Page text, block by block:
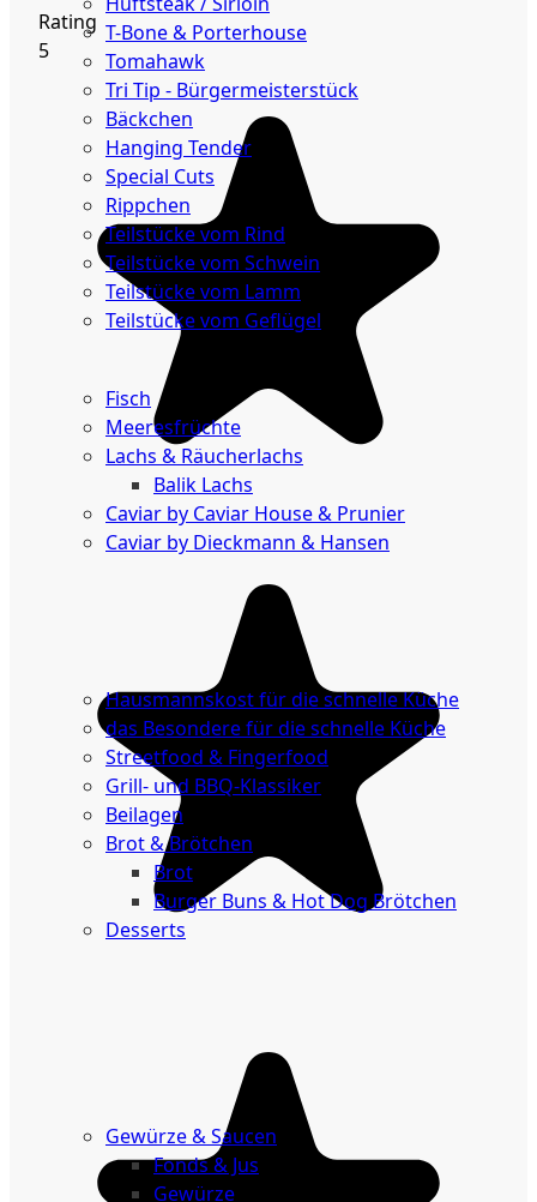
T-Bone & Porterhouse
Tomahawk
Tri Tip - Bürgermeisterstück
Bäckchen
Hanging Tender
Special Cuts
Rippchen
Teilstücke vom Rind
Teilstücke vom Schwein
Teilstücke vom Lamm
Teilstücke vom Geflügel
Fisch
Meeresfrüchte
Lachs & Räucherlachs
Balik Lachs
Caviar by Caviar House & Prunier
Caviar by Dieckmann & Hansen
Hausmannskost für die schnelle Küche
das Besondere für die schnelle Küche
Streetfood & Fingerfood
Grill- und BBQ-Klassiker
Beilagen
Brot & Brötchen
Brot
Burger Buns & Hot Dog Brötchen
Desserts
Gewürze & Saucen
Fonds & Jus
Gewürze
Rating
5